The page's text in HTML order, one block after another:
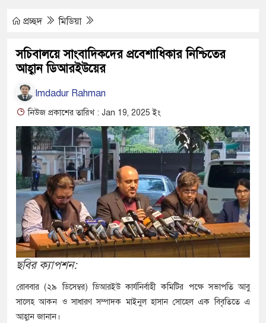
প্রচ্ছদ মিডিয়া
সচিবালয়ে সাংবাদিকদের প্রবেশাধিকার নিশ্চিতের
আহ্বান ডিআরইউয়ের
Imdadur Rahman
নিউজ প্রকাশের তারিখ : Jan 19, 2025 ইং
ছবির ক্যাপশন:
রোববার (২৯ ডিসেম্বর) ডিআরইউ কার্যনির্বাহী কমিটির পক্ষে সভাপতি আবু
সালেহ আকন ও সাধারণ সম্পাদক মাইনুল হাসান সোহেল এক বিবৃতিতে এ
আহ্বান জানান।